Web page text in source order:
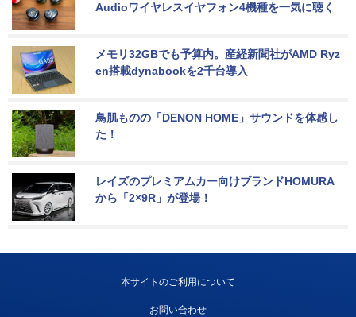
Audioワイヤレスイヤフォン4機種を一気に聴く
メモリ32GBでも予算内。産経新聞社がAMD Ryz
en搭載dynabookを2千台導入
鳥肌ものの「DENON HOME」サウンドを体感し
た！
レイズのプレミアムカー向けブランドHOMURA
から「2×9R」が登場！
本サイトのご利用について
お問い合わせ